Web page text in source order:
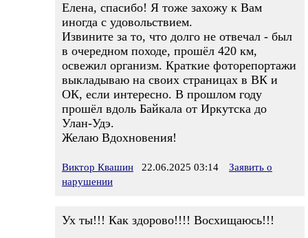
Елена, спасибо! Я тоже захожу к Вам
иногда с удовольствием.
Извините за то, что долго не отвечал - был
в очередном походе, прошёл 420 км,
освежил организм. Краткие фоторепортажи
выкладываю на своих страницах в ВК и
ОК, если интересно. В прошлом году
прошёл вдоль Байкала от Иркутска до
Улан-Удэ.
Желаю Вдохновения!
Виктор Квашин 22.06.2025 03:14
Заявить о
нарушении
Ух ты!!! Как здорово!!!! Восхищаюсь!!!